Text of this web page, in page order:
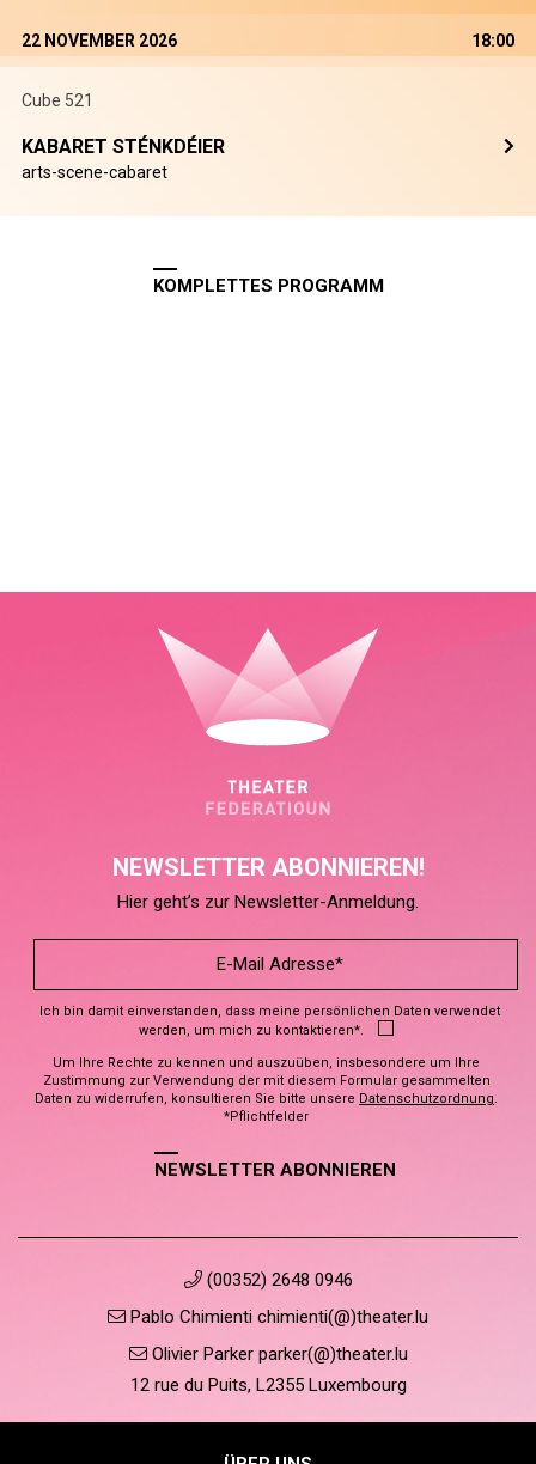
22 NOVEMBER 2026 18:00
Cube 521
KABARET STÉNKDÉIER
arts-scene-cabaret
KOMPLETTES PROGRAMM
NEWSLETTER ABONNIEREN!
Hier geht’s zur Newsletter-Anmeldung.
Ich bin damit einverstanden, dass meine persönlichen Daten verwendet
werden, um mich zu kontaktieren*.
Um Ihre Rechte zu kennen und auszuüben, insbesondere um Ihre
Zustimmung zur Verwendung der mit diesem Formular gesammelten
Daten zu widerrufen, konsultieren Sie bitte unsere Datenschutzordnung.
*Pflichtfelder
NEWSLETTER ABONNIEREN
(00352) 2648 0946
Pablo Chimienti chimienti(@)theater.lu
Olivier Parker parker(@)theater.lu
12 rue du Puits, L2355 Luxembourg